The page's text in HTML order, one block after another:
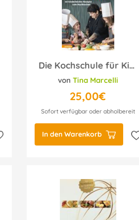
Helmut Bachmann
Die Kochschule für Kinder
von Tina Marcelli
25,00€
Sofort verfügbar oder abholbereit
In den Warenkorb